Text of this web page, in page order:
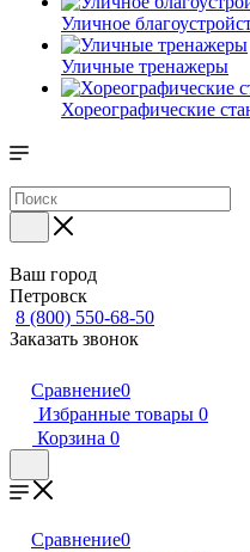
Уличное
Уличные тренажеры
Хореографические
Ваш город
Петровск
8 (800) 550-68-50
Заказать звонок
Сравнение0
Избранные товары 0
Корзина 0
Сравнение0